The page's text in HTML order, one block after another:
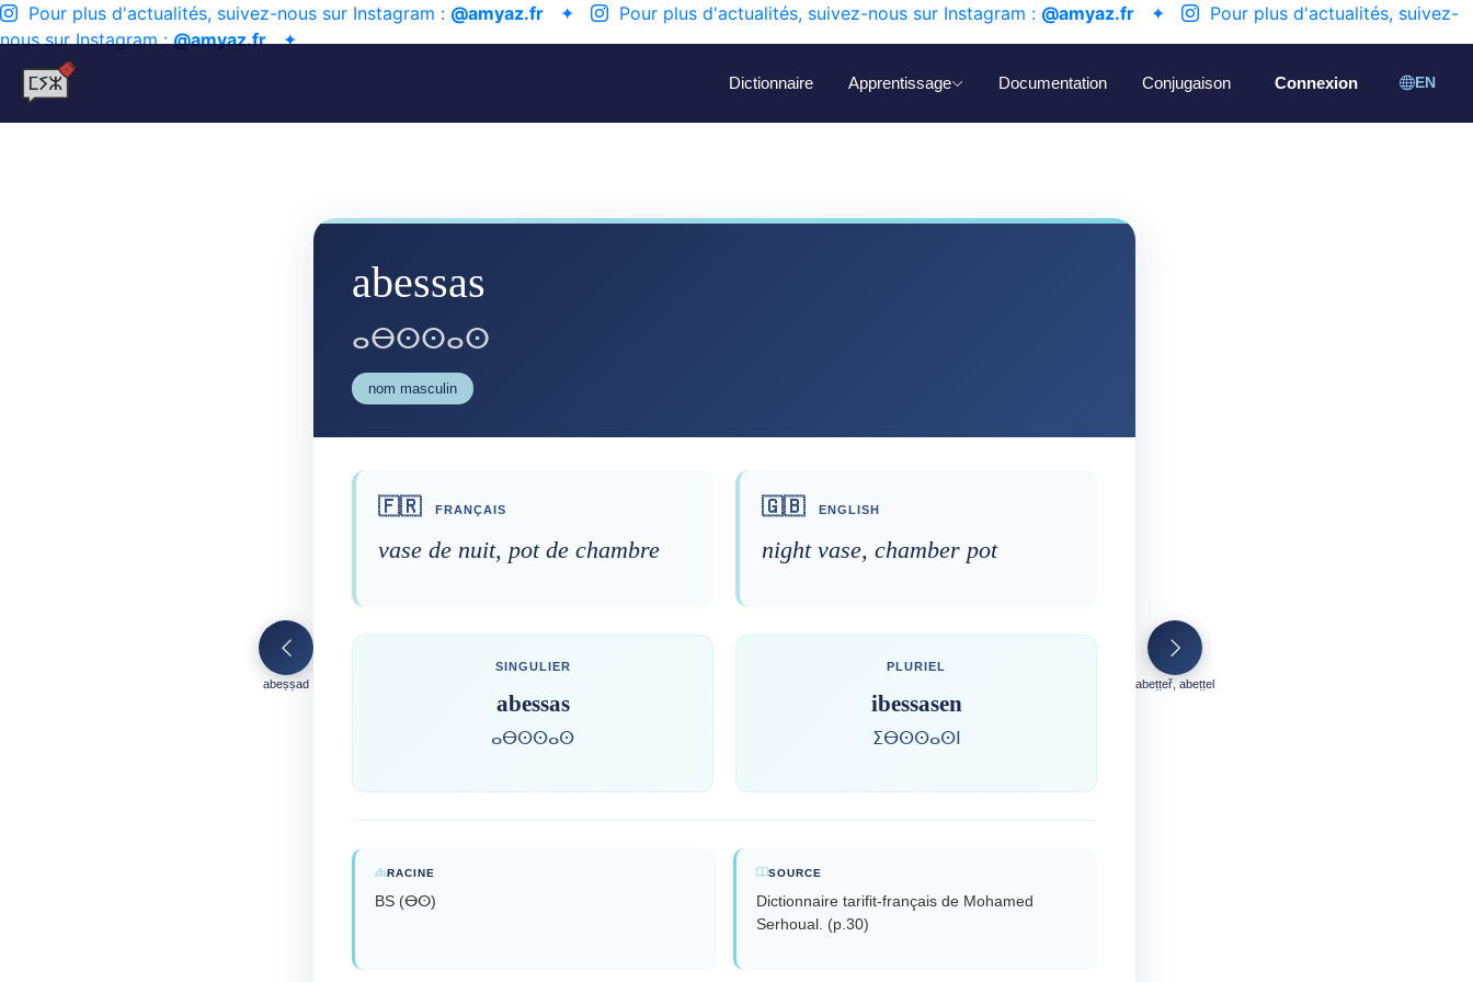
Pour plus d'actualités, suivez-nous sur Instagram : @amyaz.fr ✦ Pour plus d'actualités, suivez-nous sur Instagram : @amyaz.fr ✦
Pour plus d'actualités, suivez-
nous sur Instagram :@amyaz.fr✦
Dictionnaire Apprentissage Documentation Conjugaison Connexion EN
abeṣṣad
abessas
ⴰⴱⵙⵙⴰⵙ
nom masculin
🇫🇷 FRANÇAIS
vase de nuit, pot de chambre
🇬🇧 ENGLISH
night vase, chamber pot
SINGULIER
abessas
ⴰⴱⵙⵙⴰⵙ
PLURIEL
ibessasen
ⵉⴱⵙⵙⴰⵙⵏ
RACINE
BS (ⴱⵙ)
SOURCE
Dictionnaire tarifit-français de Mohamed
Serhoual. (p.30)
abeṭṭeř, abeṭṭel